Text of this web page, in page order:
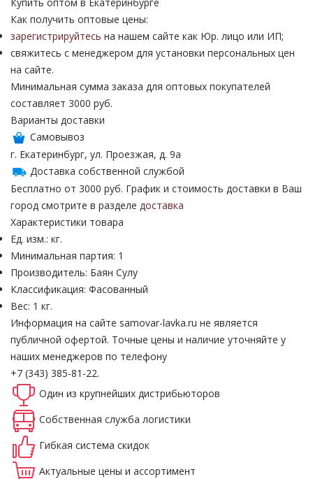
Как получить оптовые цены:
зарегистрируйтесь на нашем сайте как Юр. лицо или ИП;
свяжитесь с менеджером для установки персональных цен
на сайте.
Минимальная сумма заказа для оптовых покупателей
составляет 3000 руб.
Варианты доставки
Самовывоз
г. Екатеринбург, ул. Проезжая, д. 9а
Доставка собственной службой
Бесплатно от 3000 руб. График и стоимость доставки в Ваш
город смотрите в разделе доставка
Характеристики товара
Ед. изм.: кг.
Минимальная партия: 1
Производитель: Баян Сулу
Классификация: Фасованный
Вес: 1 кг.
Информация на сайте samovar-lavka.ru не является
публичной офертой. Точные цены и наличие уточняйте у
наших менеджеров по телефону
+7 (343) 385-81-22.
Один из крупнейших дистрибьюторов
Собственная служба логистики
Гибкая система скидок
Актуальные цены и ассортимент